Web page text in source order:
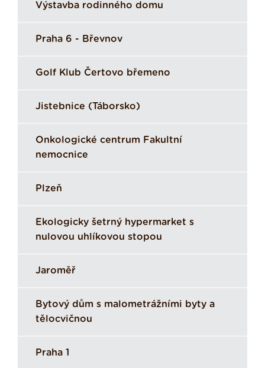
Výstavba rodinného domu
Praha 6 - Břevnov
Golf Klub Čertovo břemeno
Jistebnice (Táborsko)
Onkologické centrum Fakultní
nemocnice
Plzeň
Ekologicky šetrný hypermarket s
nulovou uhlíkovou stopou
Jaroměř
Bytový dům s malometrážními byty a
tělocvičnou
Praha 1